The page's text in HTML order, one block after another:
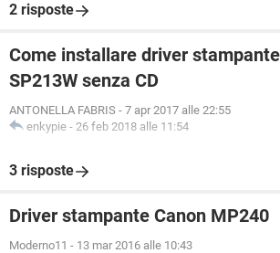
2 risposte
Come installare driver
SP213W senza CD
ANTONELLA FABRIS - 7 apr 2017 alle 22:55
enkypie - 26 feb 2018 alle 11:54
3 risposte
Driver stampante Canon MP240
Moderno11 - 13 mar 2016 alle 10:43